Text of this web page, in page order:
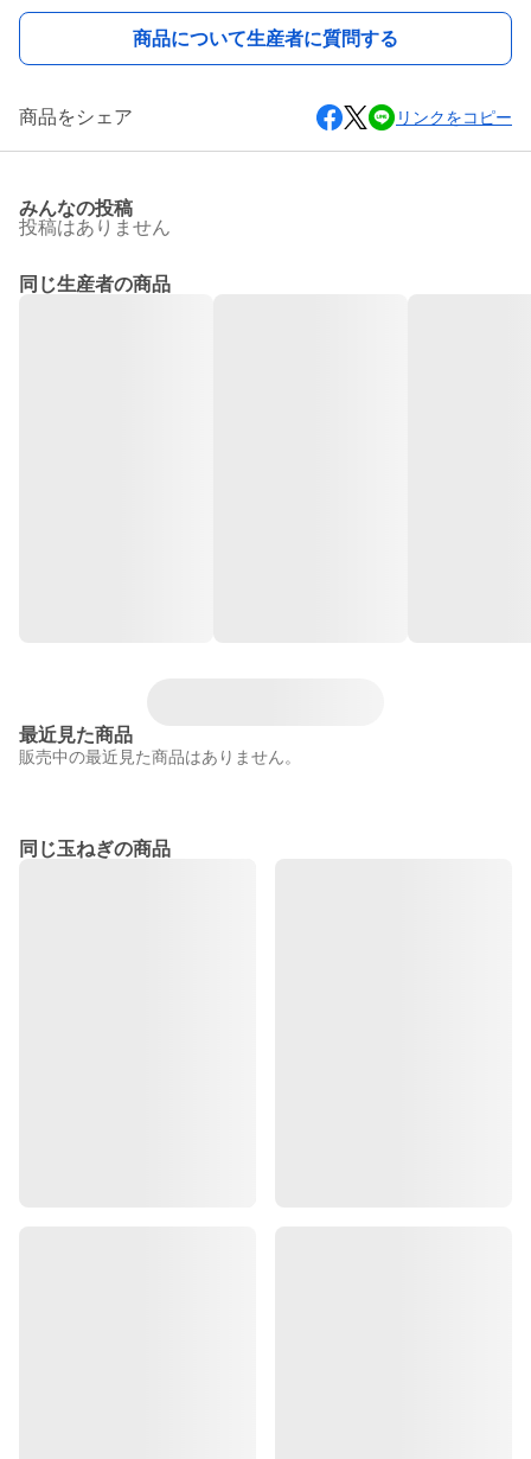
商品について生産者に質問する
商品をシェア リンクをコピー
みんなの投稿
投稿はありません
同じ生産者の商品
最近見た商品
販売中の最近見た商品はありません。
同じ玉ねぎの商品